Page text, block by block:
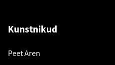
Kunstnikud
Peet Aren